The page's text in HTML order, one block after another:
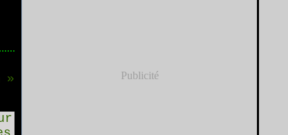
Publicité